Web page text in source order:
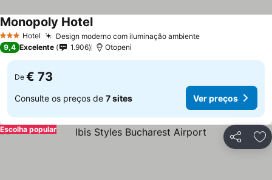
3 EstrelasHotel Design moderno com iluminação ambienteVer preços
Monopoly HotelVer preços
9,4 Excelente 1.906 Otopeni
De € 73
Consulte os preços de 7 sites Ver preços
Partilhar
Escolha popular